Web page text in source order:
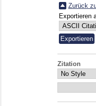
Zurück
Exportieren
Zitation